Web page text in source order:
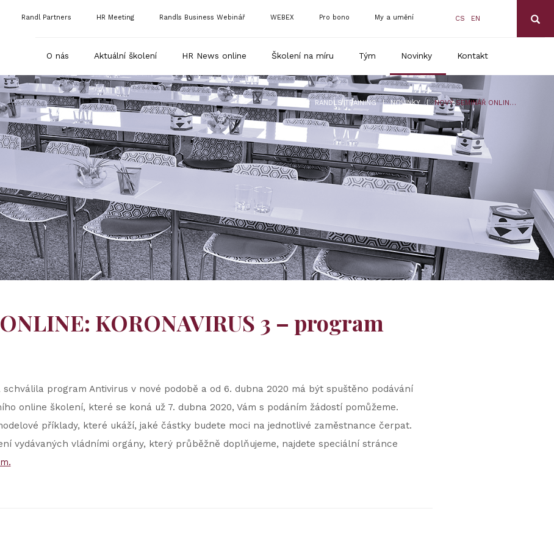
CS EN
Randl Partners HR Meeting Randls Business Webinář WEBEX Pro bono My a umění
O nás Aktuální školení HR News online Školení na míru Tým Novinky Kontakt
RANDLS TRAINING | NOVINKY | NOVÝ SEMINÁŘ ONLINE: KORONAVIRUS 3 – PROGRAM ANTIVIRUS
KORONAVIRUS 3 – program
schválila program Antivirus v nové podobě a od 6. dubna 2020 má být spuštěno podávání
online školení, které se koná už 7. dubna 2020, Vám s podáním žádostí pomůžeme.
příklady, které ukáží, jaké částky budete moci na jednotlivé zaměstnance čerpat.
vydávaných vládními orgány, který průběžně doplňujeme, najdete speciální stránce